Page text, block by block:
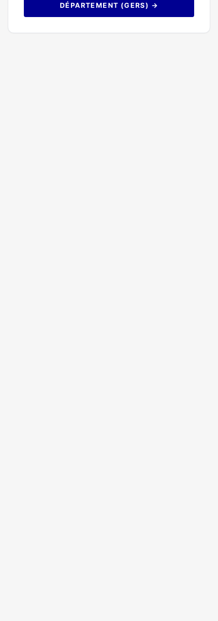
DÉPARTEMENT (GERS) →